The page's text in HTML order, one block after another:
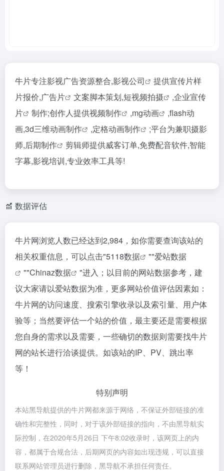
牛片专注影视广告资源整合,影视公司
提供宣传片样
片报价,广告片 文案脚本策划,短视频拍摄 ,企业宣传
片
制作;创作人提供视频制作 ,mg动画
,flash动
画,3d三维动画制作 ,定格动画制作
;平台为兼职摄影
师,后期制作
剪辑师提供威客订单,免费配音软件,智能
字幕,影视培训,专业效率工具等!
数据评估
牛片网浏览人数已经达到2,984，如你需要查询该站的
相关权重信息，可以点击"5118数据 ""爱站数据
""Chinaz数据
"进入；以目前的网站数据参考，建
议大家请以爱站数据为准，更多网站价值评估因素如：
牛片网的访问速度、搜索引擎收录以及索引量、用户体
验等；当然要评估一个站的价值，最主要还是需要根据
您自身的需求以及需要，一些确切的数据则需要找牛片
网的站长进行洽谈提供。如该站的IP、PV、跳出率
等！
特别声明
本站黑导航提供的牛片网都来源于网络，不保证外部链接的准
确性和完整性，同时，对于该外部链接的指向，不由黑导航实
际控制，在2020年5月26日 下午8:02收录时，该网页上的内
容，都属于合规合法，后期网页的内容如出现违规，可以直接
联系网站管理员进行删除，黑导航不承担任何责任。